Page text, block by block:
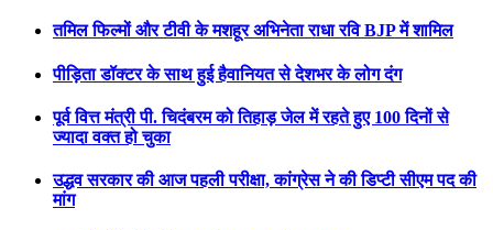
तमिल फिल्मों और टीवी के मशहूर अभिनेता राधा रवि BJP में शामिल
पीड़िता डॉक्टर के साथ हुई हैवानियत से देशभर के लोग दंग
पूर्व वित्त मंत्री पी. चिदंबरम को तिहाड़ जेल में रहते हुए 100 दिनों से
ज्यादा वक्त हो चुका
उद्धव सरकार की आज पहली परीक्षा, कांग्रेस ने की डिप्टी सीएम पद की
मांग